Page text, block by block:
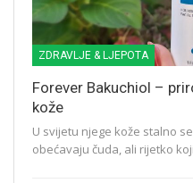
ZDRAVLJE & LJEPOTA
Forever Bakuchiol –
kože
U svijetu njege kože stalno
obećavaju čuda, ali rijetko